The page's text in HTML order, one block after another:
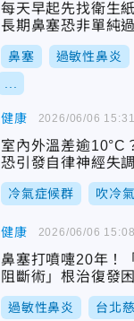
每天早起先找衛生
長期鼻塞恐非單純
鼻塞 過敏性鼻炎
健康
室內外溫差逾10°C
恐引發自律神經失調
冷氣症候群 吹冷氣
2026/06/06 15:31
健康
鼻塞打噴嚏20年！
阻斷術」根治復發
過敏性鼻炎 台北
2026/06/06 15:08